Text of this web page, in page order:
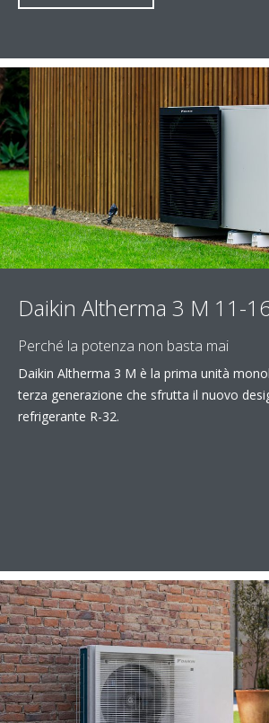
Daikin Altherma 3 M 11-
Perché la potenza non basta mai
Daikin Altherma 3 M è la prima unità
terza generazione che sfrutta il nuovo
refrigerante R-32.